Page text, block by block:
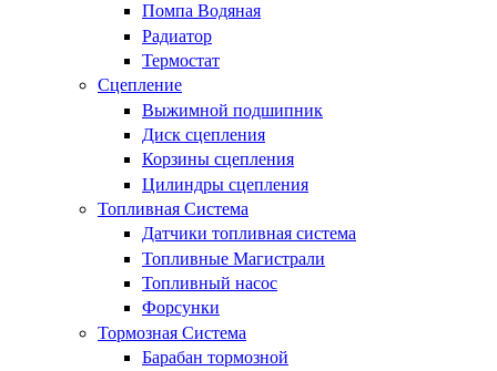
Помпа Водяная
Радиатор
Термостат
Сцепление
Выжимной подшипник
Диск сцепления
Корзины сцепления
Цилиндры сцепления
Топливная Система
Датчики топливная система
Топливные Магистрали
Топливный насос
Форсунки
Тормозная Система
Барабан тормозной